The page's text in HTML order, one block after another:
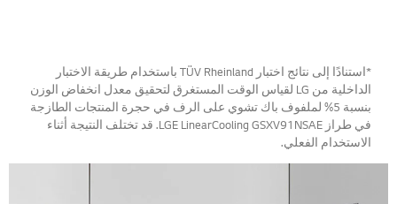
*استنادًا إلى نتائج اختبار TÜV Rheinland باستخدام طريقة الاختبار
الداخلية من LG لقياس الوقت المستغرق لتحقيق معدل انخفاض الوزن
بنسبة 5% لملفوف باك تشوي على الرف في حجرة المنتجات الطازجة
في طراز LGE LinearCooling GSXV91NSAE. قد تختلف النتيجة أثناء
الاستخدام الفعلي.